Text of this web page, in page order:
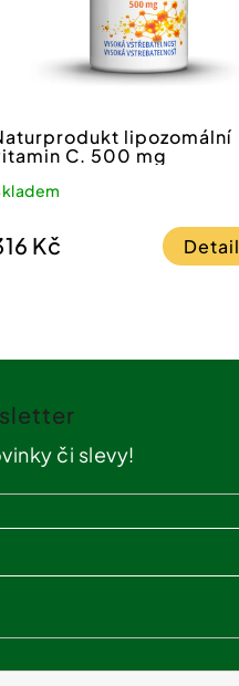
lipozomální
C. 500 mg
Kč Detail
či slevy!